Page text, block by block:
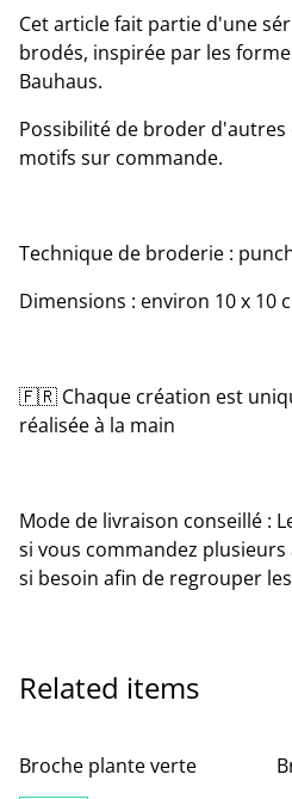
Cet article fait partie d'une
brodés, inspirée par les
Bauhaus.
Possibilité de broder
motifs sur commande.
Technique de broderie :
Dimensions : environ 10 x 10
🇫🇷 Chaque création est
réalisée à la main
Mode de livraison conseillé :
si vous commandez
si besoin afin de regrouper
Related items
Broche plante verte